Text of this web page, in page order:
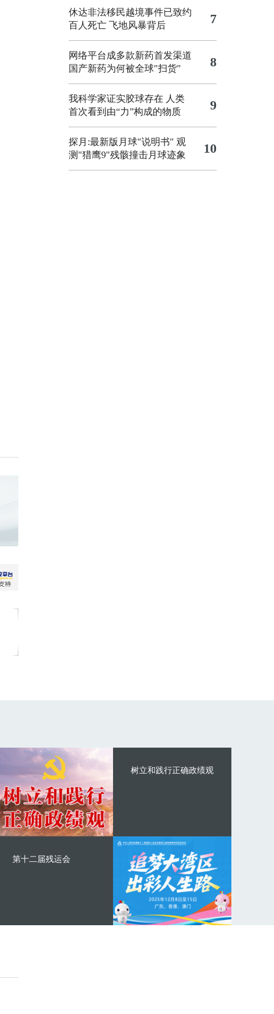
休达非法移民越境事件已致约
百人死亡 飞地风暴背后 7
网络平台成多款新药首发渠道
国产新药为何被全球"扫货"
8
我科学家证实胶球存在 人类
首次看到由“力”构成的物质
9
探月:最新版月球"说明书" 观
测"猎鹰9"残骸撞击月球迹象
10
树立和践行正确政绩观
第十二届残运会